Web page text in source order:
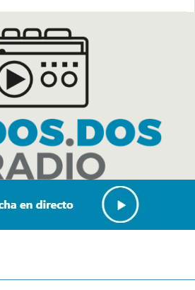
herramientas